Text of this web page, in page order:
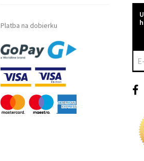
Platba na dobierku